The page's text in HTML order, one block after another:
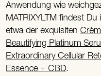
Anwendung wie
MATRIXYLTM findest
etwa der exquisiten
Beautifying Platinum
Extraordinary Cellular
Essence + CBD.